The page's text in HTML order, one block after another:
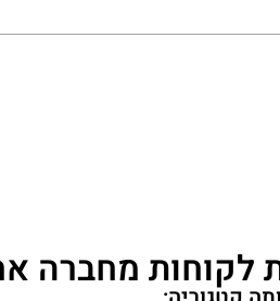
Codes: Instant Cash, Gear
Services Make It Easy to
to Get Free Food From Delivery
Target